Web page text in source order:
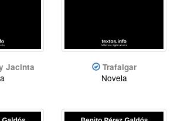
Jacinta Trafalgar
Novela